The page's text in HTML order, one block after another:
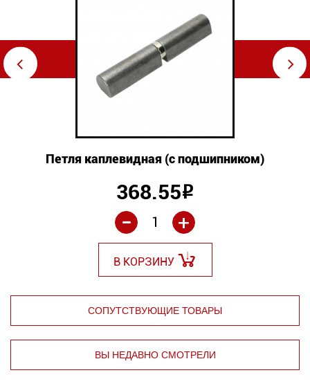
⇦
Петля каплевидная (с подшипником)
368.55Р
+
-
В КОРЗИНУ
⇨
СОПУТСТВУЮЩИЕ ТОВАРЫ
ВЫ НЕДАВНО СМОТРЕЛИ